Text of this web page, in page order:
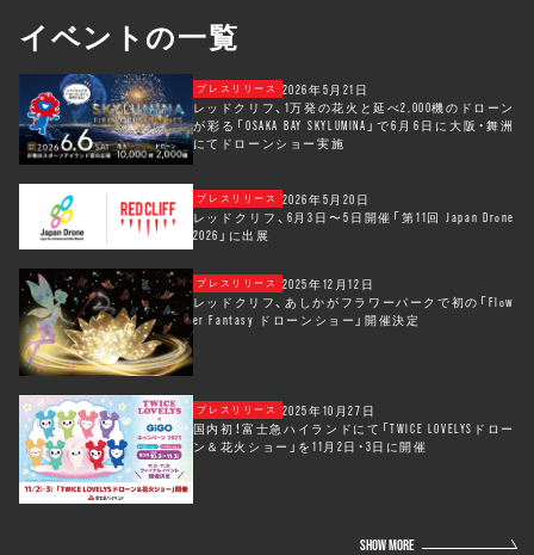
イベントの一覧
2026年5月21日
プレスリリース
レッドクリフ、1万発の花火と延べ2,000機のドローン
が彩る「OSAKA BAY SKYLUMINA」で6月6日に大阪・舞洲
にてドローンショー実施
2026年5月20日
プレスリリース
レッドクリフ、6月3日〜5日開催「第11回 Japan Drone
2026」に出展
2025年12月12日
プレスリリース
レッドクリフ、あしかがフラワーパークで初の「Flow
er Fantasy ドローンショー」開催決定
2025年10月27日
プレスリリース
国内初！富士急ハイランドにて「TWICE LOVELYSドロー
ン＆花火ショー」を11月2日・3日に開催
SHOW MORE